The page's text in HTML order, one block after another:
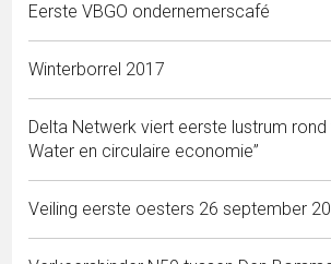
Eerste VBGO ondernemerscafé
Winterborrel 2017
Delta Netwerk viert eerste lustrum rond
Water en circulaire economie”
Veiling eerste oesters 26 september